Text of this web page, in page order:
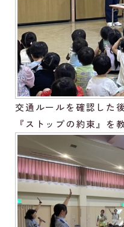
交通ルールを確認した
『ストップの約束』を